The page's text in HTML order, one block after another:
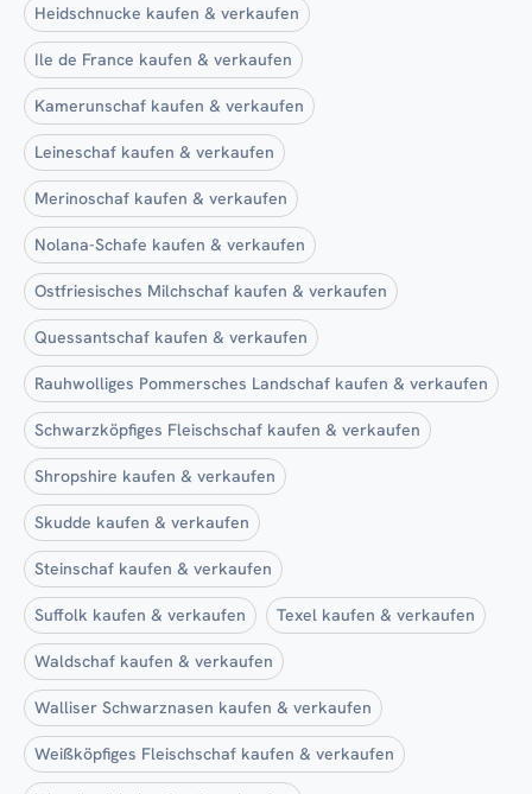
Heidschnucke kaufen & verkaufen
Ile de France kaufen & verkaufen
Kamerunschaf kaufen & verkaufen
Leineschaf kaufen & verkaufen
Merinoschaf kaufen & verkaufen
Nolana-Schafe kaufen & verkaufen
Ostfriesisches Milchschaf kaufen & verkaufen
Quessantschaf kaufen & verkaufen
Rauhwolliges Pommersches Landschaf kaufen & verkaufen
Schwarzköpfiges Fleischschaf kaufen & verkaufen
Shropshire kaufen & verkaufen
Skudde kaufen & verkaufen
Steinschaf kaufen & verkaufen
Suffolk kaufen & verkaufen Texel kaufen & verkaufen
Waldschaf kaufen & verkaufen
Walliser Schwarznasen kaufen & verkaufen
Weißköpfiges Fleischschaf kaufen & verkaufen